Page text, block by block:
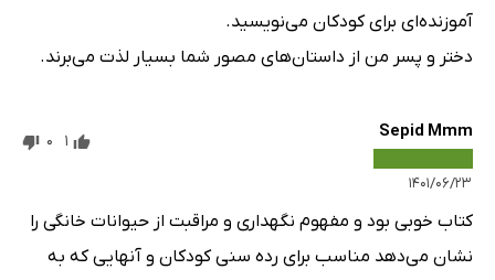
آموزنده‌ای برای کودکان می‌نویسید.
دختر و پسر من از داستان‌های مصور شما بسیار لذت می‌برند.
Sepid Mmm
۱۴۰۱/۰۶/۲۳
1
0
کتاب خوبی بود و مفهوم نگهداری و مراقبت از حیوانات خانگی را
نشان می‌دهد مناسب برای رده سنی کودکان و آنهایی که به